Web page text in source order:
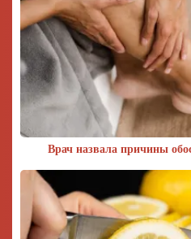
Врач назвала причины